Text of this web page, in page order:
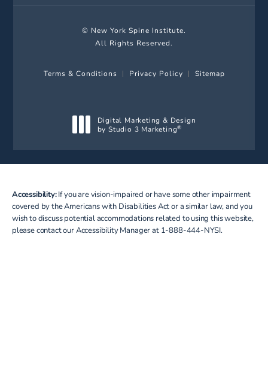
© New York Spine Institute.
All Rights Reserved.
Terms & Conditions Privacy Policy Sitemap
Digital Marketing & Design
by Studio 3 Marketing®
Accessibility:If you are vision-impaired or have some other impairment
covered by the Americans with Disabilities Act or a similar law, and you
wish to discuss potential accommodations related to using this website,
please contact our Accessibility Manager at 1-888-444-NYSI.